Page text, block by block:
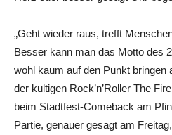
„Geht wieder raus, trefft
Besser kann man das Motto des
wohl kaum auf den Punkt
der kultigen Rock’n’Roller The
beim Stadtfest-Comeback am
Partie, genauer gesagt am